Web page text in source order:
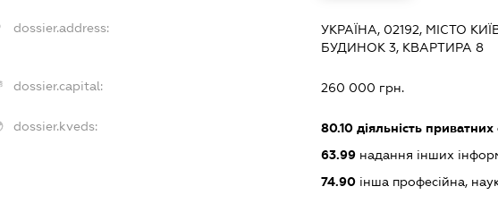
dossier.address:
УКРАЇНА, 02192, МІСТО
БУДИНОК 3, КВАРТИРА 8
dossier.capital: 260 000 грн.
dossier.kveds: 80.10 діяльність
63.99 надання інших
74.90 інша професійна,